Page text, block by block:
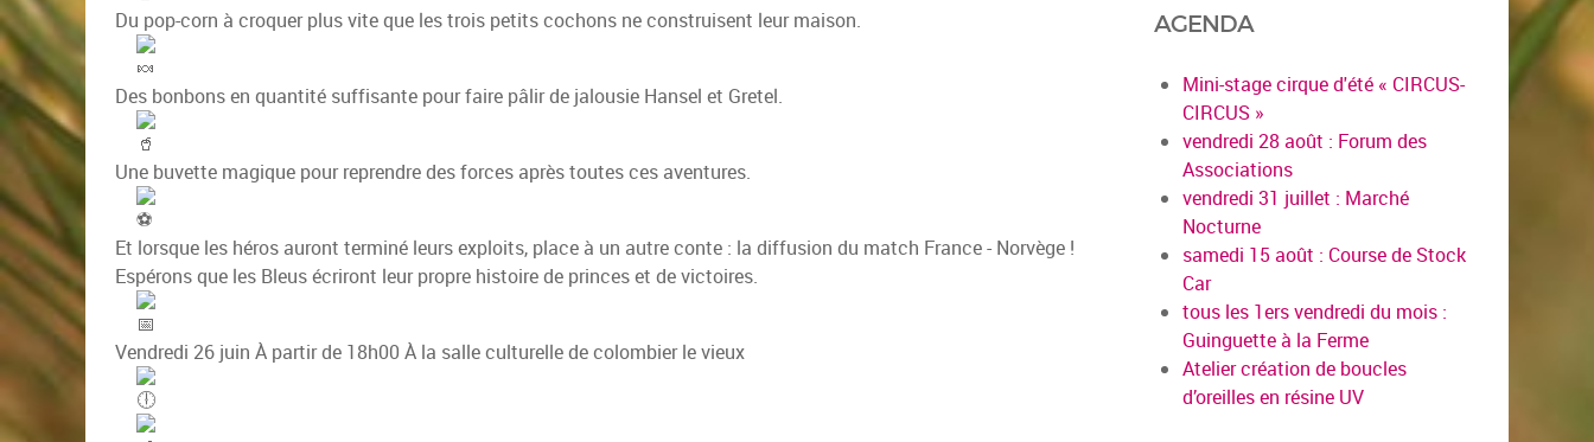
Du pop-corn à croquer plus vite que les trois petits cochons ne construisent leur maison.
Des bonbons en quantité suffisante pour faire pâlir de jalousie Hansel et Gretel.
Une buvette magique pour reprendre des forces après toutes ces aventures.
Et lorsque les héros auront terminé leurs exploits, place à un autre conte : la diffusion du match France - Norvège !
Espérons que les Bleus écriront leur propre histoire de princes et de victoires.
Vendredi 26 juin À partir de 18h00 À la salle culturelle de colombier le vieux
AGENDA
Mini-stage cirque d'été « CIRCUS-
CIRCUS »
vendredi 28 août : Forum des
Associations
vendredi 31 juillet : Marché
Nocturne
samedi 15 août : Course de Stock
Car
tous les 1ers vendredi du mois :
Guinguette à la Ferme
Atelier création de boucles
d’oreilles en résine UV